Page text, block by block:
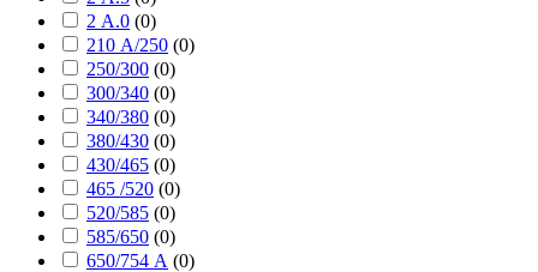
2 А.0 (0)
210 А/250 (0)
250/300 (0)
300/340 (0)
340/380 (0)
380/430 (0)
430/465 (0)
465 /520 (0)
520/585 (0)
585/650 (0)
650/754 А (0)